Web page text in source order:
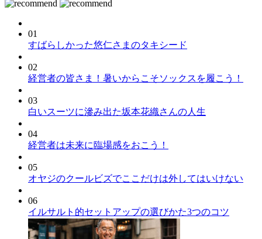
01
すばらしかった悠仁さまのタキシード
02
経営者の皆さま！暑いからこそソックスを履こう！
03
白いスーツに滲み出た坂本花織さんの人生
04
経営者は未来に臨場感をおこう！
05
オヤジのクールビズでここだけは外してはいけない
06
イルサルト的セットアップの選びかた3つのコツ